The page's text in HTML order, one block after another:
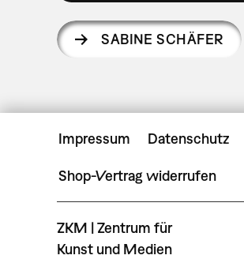
SABINE SCHÄFER
Impressum Datenschutz
Shop-Vertrag widerrufen
ZKM | Zentrum für
Kunst und Medien